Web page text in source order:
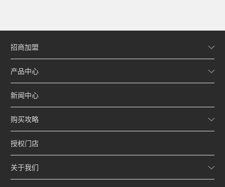
招商加盟
产品中心
新闻中心
购买攻略
授权门店
关于我们